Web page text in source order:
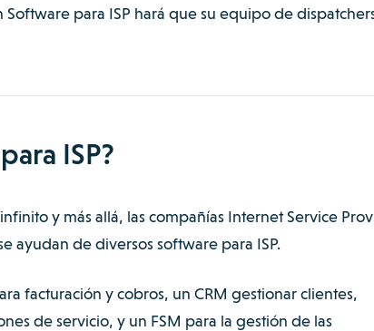
para ISP hará que su equipo de
ISP?
y más allá, lascompañías Internet Service
ayudan de diversos software para ISP.
facturación y cobros, un CRM gestionar clientes,
de servicio, y un FSM para la gestión de las